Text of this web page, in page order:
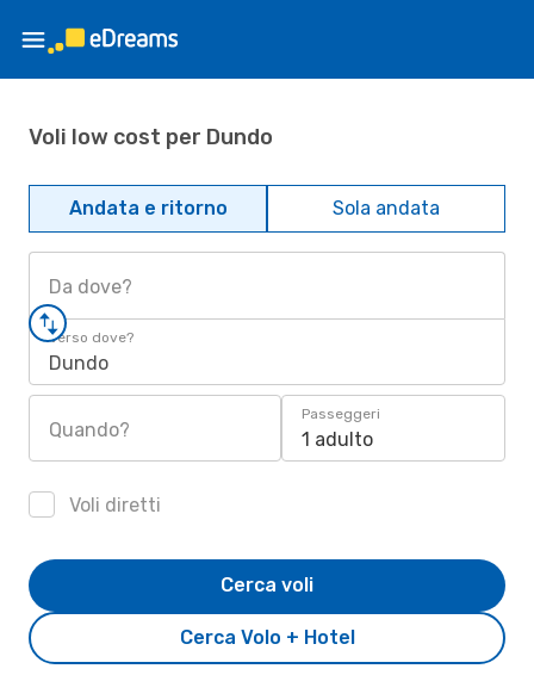
Voli low cost per Dundo
Andata e ritorno Sola andata
Da dove?
Verso dove?
Dundo
Quando?
Passeggeri
1 adulto
Voli diretti
Cerca Volo + Hotel
Cerca voli